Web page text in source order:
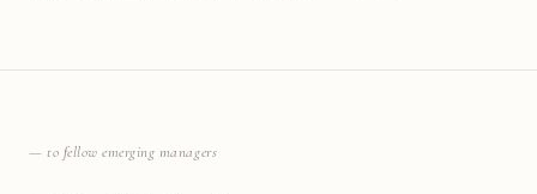
— to fellow emerging managers